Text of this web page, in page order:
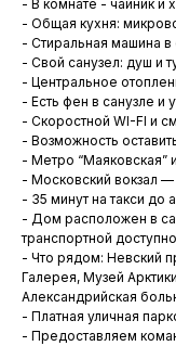
- В комнате - чайник и
- Общая кухня:
- Стиральная машина
- Свой санузел: душ и
- Центральное
- Есть фен в санузле и
- Скоростной WI-FI и
- Возможность
- Метро “Маяковская”
- Московский вокзал
- 35 минут на такси до
- Дом расположен в
транспортной
- Что рядом: Невский
Галерея, Музей
Александрийская
- Платная уличная
- Предоставляем